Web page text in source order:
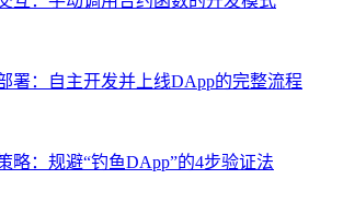
署：自主开发并上线DApp的完整流程
略：规避“钓鱼DApp”的4步验证法